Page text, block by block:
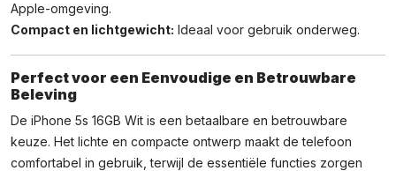
Apple-omgeving.
Compact en lichtgewicht: Ideaal voor gebruik onderweg.
Perfect voor een Eenvoudige en Betrouwbare
Beleving
De iPhone 5s 16GB Wit is een betaalbare en betrouwbare
keuze. Het lichte en compacte ontwerp maakt de telefoon
comfortabel in gebruik, terwijl de essentiële functies zorgen